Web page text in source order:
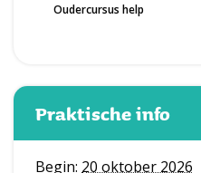
Oudercursus help
Praktische info
Begin: 20 oktober 2026